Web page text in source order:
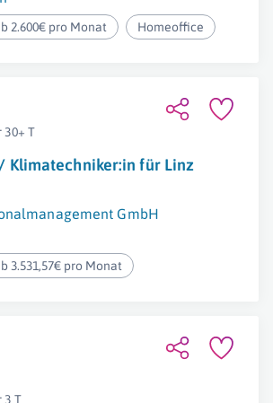
2.600€ pro Monat Homeoffice
30+ T
Klimatechniker:in für Linz
GmbH
3.531,57€ pro Monat
3 T